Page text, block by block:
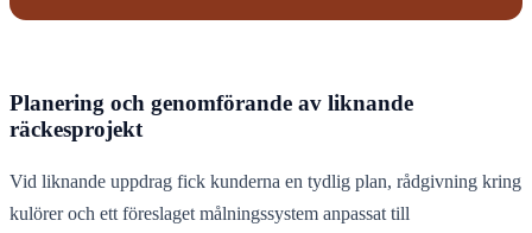
Planering och genomförande av liknande
räckesprojekt
Vid liknande uppdrag fick kunderna en tydlig plan, rådgivning kring
kulörer och ett föreslaget målningssystem anpassat till